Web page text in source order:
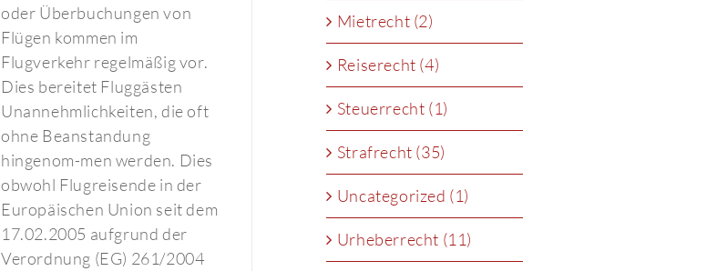
oder Überbuchungen von
Flügen kommen im
Flugverkehr regelmäßig vor.
Dies bereitet Fluggästen
Unannehmlichkeiten, die oft
ohne Beanstandung
hingenom-men werden. Dies
obwohl Flugreisende in der
Europäischen Union seit dem
17.02.2005 aufgrund der
Verordnung (EG) 261/2004
Mietrecht (2)
Reiserecht (4)
Steuerrecht (1)
Strafrecht (35)
Uncategorized (1)
Urheberrecht (11)